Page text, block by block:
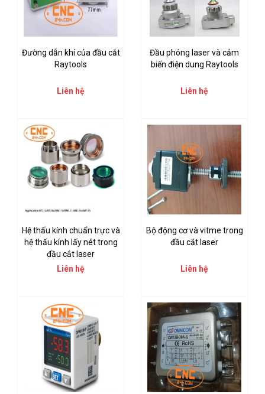
Đường dẫn khí của đầu cắt
Raytools
Liên hệ
Đầu phóng laser và cảm
biến điện dung Raytools
Liên hệ
Hệ thấu kính chuẩn trực và
hệ thấu kính lấy nét trong
đầu cắt laser
Liên hệ
Bộ động cơ và vitme trong
đầu cắt laser
Liên hệ